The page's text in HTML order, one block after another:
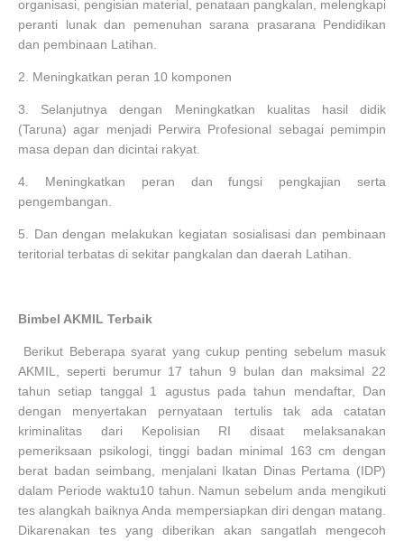
organisasi, pengisian material, penataan pangkalan, melengkapi
peranti lunak dan pemenuhan sarana prasarana Pendidikan
dan pembinaan Latihan.
2. Meningkatkan peran 10 komponen
3.
Selanjutnya dengan Meningkatkan kualitas hasil didik
(Taruna) agar menjadi Perwira Profesional sebagai pemimpin
masa depan dan dicintai rakyat.
4.
Meningkatkan peran dan fungsi pengkajian serta
pengembangan.
5.
Dan dengan melakukan kegiatan sosialisasi dan pembinaan
teritorial terbatas di sekitar pangkalan dan daerah Latihan.
Bimbel AKMIL Terbaik
Berikut Beberapa syarat yang cukup penting sebelum masuk
AKMIL, seperti berumur 17 tahun 9 bulan dan maksimal 22
tahun setiap tanggal 1 agustus pada tahun mendaftar, Dan
dengan menyertakan pernyataan tertulis tak ada catatan
kriminalitas dari Kepolisian RI disaat melaksanakan
pemeriksaan psikologi, tinggi badan minimal 163 cm dengan
berat badan seimbang, menjalani Ikatan Dinas Pertama (IDP)
dalam Periode waktu10 tahun. Namun sebelum anda mengikuti
tes alangkah baiknya Anda mempersiapkan diri dengan matang.
Dikarenakan tes yang diberikan akan sangatlah mengecoh